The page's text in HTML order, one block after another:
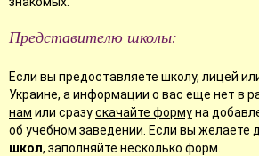
Представителю школы:
Если вы предоставляете школу, лицей
Украине, а информации о вас еще нет в
нам или сразускачайте формуна
об учебном заведении. Если вы желаете
школ, заполняйте несколько форм.